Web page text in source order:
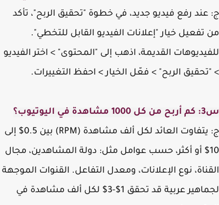
رفع فيديو جديد، في خطوة "تحقيق الربح"، تأكد
تفعيل خيار "إعلانات الفيديو القابل للتخطي".
القديمة، اذهب إلى "المحتوى" > اختر الفيديو
الربح" > فعّل الخيار > احفظ التغييرات.
ج: يتفاوت العائد لكل ألف مشاهدة (RPM) بين 0.5$ إلى
10$ أو أكثر، حسب عوامل مثل: دولة المشاهدين، مجال
نوع الإعلانات، ومعدل التفاعل. القنوات الموجهة
لجماهير عربية قد تحقق 1$-3$ لكل ألف مشاهدة في